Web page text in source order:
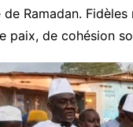
Ramadan.
paix, de cohésion